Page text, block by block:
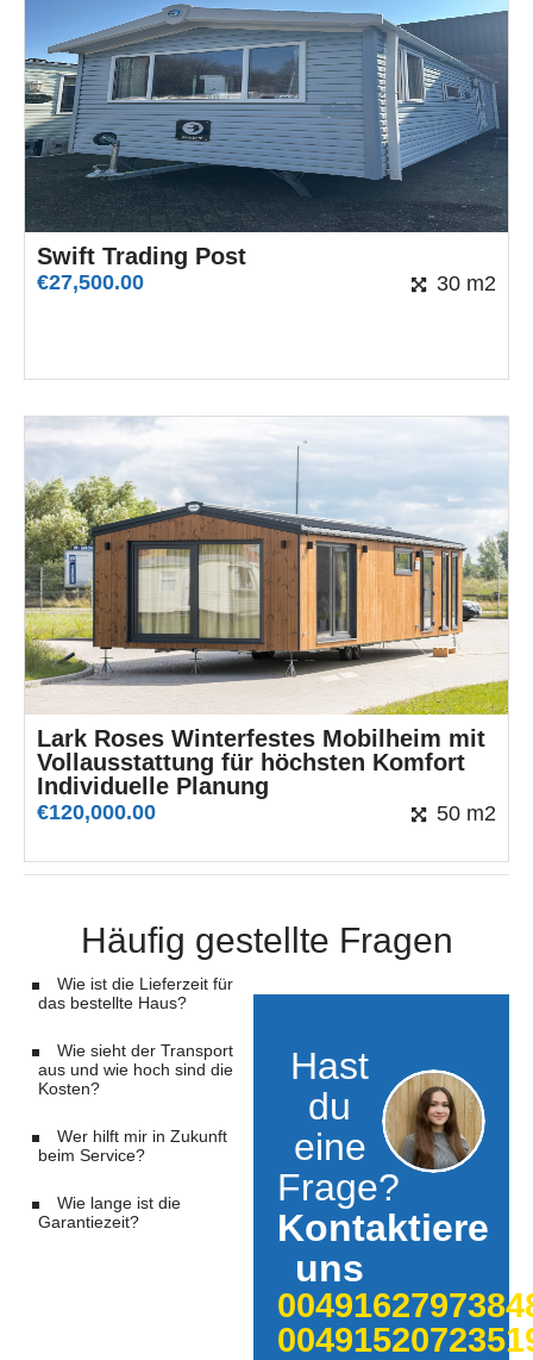
Swift Trading Post
€27,500.00 30 m2
Lark Roses Winterfestes Mobilheim mit
Vollausstattung für höchsten Komfort
Individuelle Planung
€120,000.00 50 m2
Häufig gestellte Fragen
Wie ist die Lieferzeit für
das bestellte Haus?
Wie sieht der Transport
aus und wie hoch sind die
Kosten?
Wer hilft mir in Zukunft
beim Service?
Wie lange ist die
Garantiezeit?
Hast
du
eine
Frage?
Kontaktiere
uns